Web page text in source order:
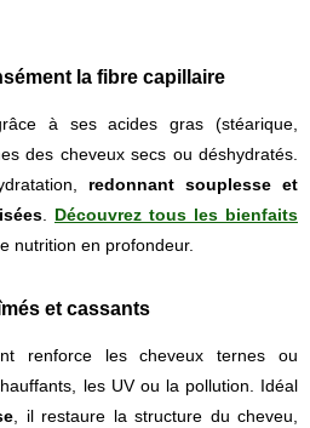
la fibre capillaire
à ses acides gras (stéarique,
des cheveux secs ou déshydratés.
redonnant souplesse et
Découvrez tous les bienfaits
nutrition en profondeur.
et cassants
renforce les cheveux ternes ou
les UV ou la pollution. Idéal
, il restaure la structure du cheveu,